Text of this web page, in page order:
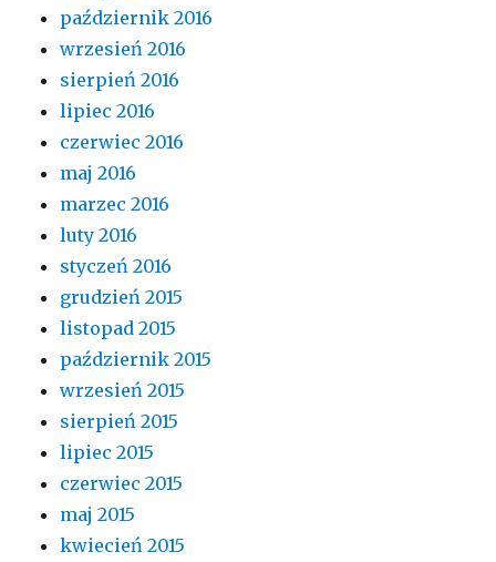
październik 2016
wrzesień 2016
sierpień 2016
lipiec 2016
czerwiec 2016
maj 2016
marzec 2016
luty 2016
styczeń 2016
grudzień 2015
listopad 2015
październik 2015
wrzesień 2015
sierpień 2015
lipiec 2015
czerwiec 2015
maj 2015
kwiecień 2015